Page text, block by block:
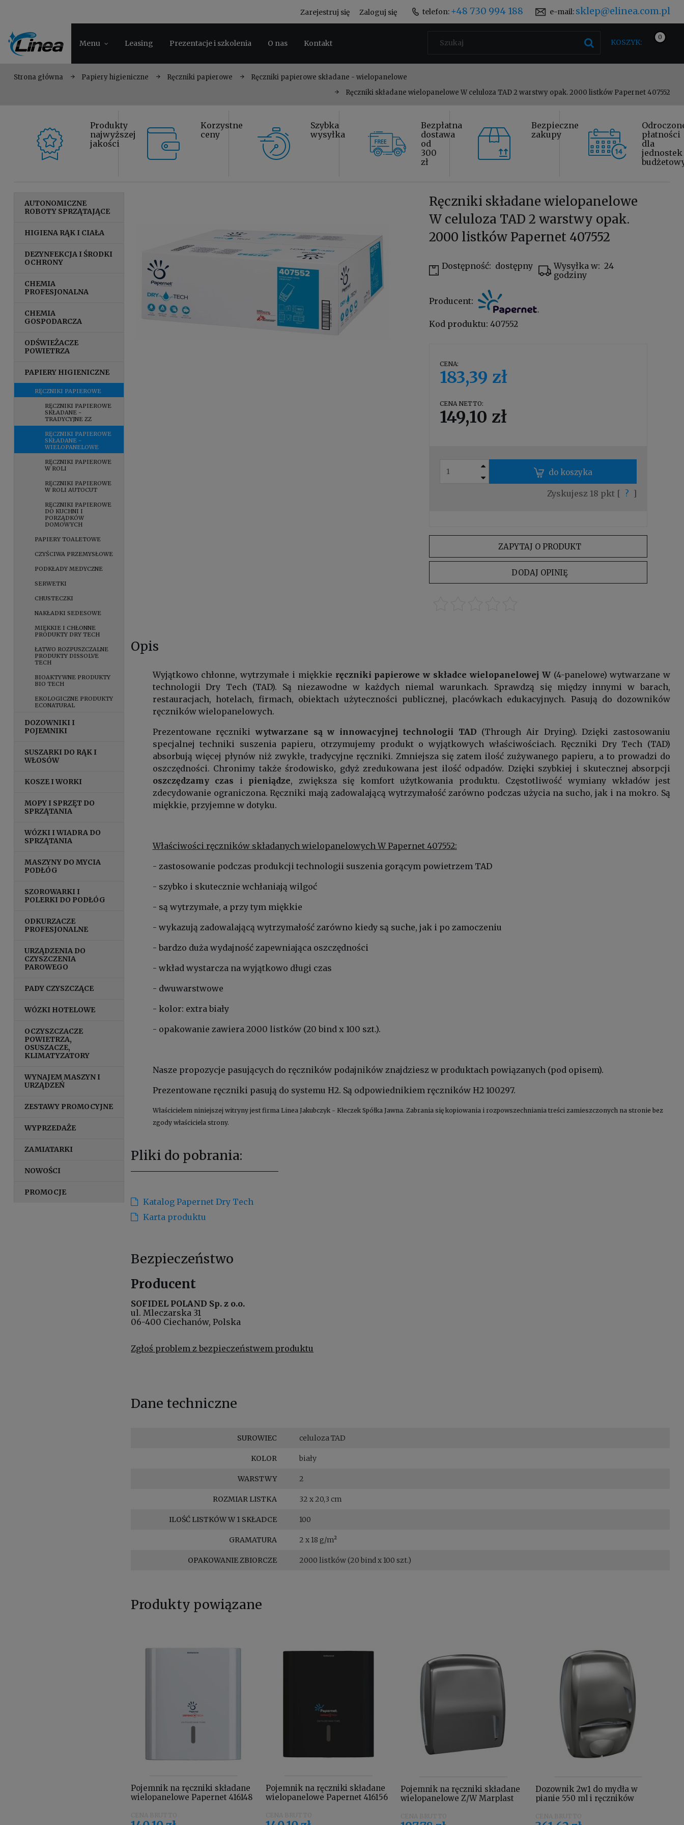
telefon: +48 730 994 188 e-mail: sklep@elinea.com.pl
Zarejestruj się Zaloguj się
Menu Leasing Prezentacje i szkolenia O nas Kontakt KOSZYK:
Strona główna Papiery higieniczne Ręczniki papierowe
Ręczniki papierowe składane - wielopanelowe
Ręczniki składane wielopanelowe W celuloza TAD 2 warstwy opak. 2000 listków Papernet 407552
Produkty
najwyższej
jakości
Korzystne
ceny
Szybka
wysyłka
Bezpłatna
dostawa
od
300
zł
Bezpieczne
zakupy
płatności
dla
jednostek
AUTONOMICZNE
ROBOTY SPRZĄTAJĄCE
HIGIENA RĄK I CIAŁA
DEZYNFEKCJA I ŚRODKI
OCHRONY
CHEMIA
PROFESJONALNA
CHEMIA
GOSPODARCZA
ODŚWIEŻACZE
POWIETRZA
PAPIERY HIGIENICZNE
RĘCZNIKI PAPIEROWE
RĘCZNIKI PAPIEROWE
SKŁADANE -
TRADYCYJNE ZZ
RĘCZNIKI PAPIEROWE
SKŁADANE -
WIELOPANELOWE
RĘCZNIKI PAPIEROWE
W ROLI
RĘCZNIKI PAPIEROWE
W ROLI AUTOCUT
RĘCZNIKI PAPIEROWE
DO KUCHNI I
PORZĄDKÓW
DOMOWYCH
PAPIERY TOALETOWE
CZYŚCIWA PRZEMYSŁOWE
PODKŁADY MEDYCZNE
SERWETKI
CHUSTECZKI
NAKŁADKI SEDESOWE
MIĘKKIE I CHŁONNE
PRODUKTY DRY TECH
ŁATWO ROZPUSZCZALNE
PRODUKTY DISSOLVE
TECH
BIOAKTYWNE PRODUKTY
BIO TECH
EKOLOGICZNE PRODUKTY
ECONATURAL
DOZOWNIKI I
POJEMNIKI
SUSZARKI DO RĄK I
WŁOSÓW
KOSZE I WORKI
MOPY I SPRZĘT DO
SPRZĄTANIA
WÓZKI I WIADRA DO
SPRZĄTANIA
MASZYNY DO MYCIA
PODŁÓG
SZOROWARKI I
POLERKI DO PODŁÓG
ODKURZACZE
PROFESJONALNE
URZĄDZENIA DO
CZYSZCZENIA
PAROWEGO
PADY CZYSZCZĄCE
WÓZKI HOTELOWE
OCZYSZCZACZE
POWIETRZA,
OSUSZACZE,
KLIMATYZATORY
WYNAJEM MASZYN I
URZĄDZEŃ
ZESTAWY PROMOCYJNE
WYPRZEDAŻE
ZAMIATARKI
NOWOŚCI
PROMOCJE
Ręczniki składane wielopanelowe
W celuloza TAD 2 warstwy opak.
2000 listków Papernet 407552
Dostępność: dostępny Wysyłka w: 24
godziny
Producent:
Kod produktu: 407552
CENA:
183,39 zł
CENA NETTO:
149,10 zł
do koszyka
Zyskujesz 18 pkt [ ? ]
ZAPYTAJ O PRODUKT
DODAJ OPINIĘ
Opis
Wyjątkowo chłonne, wytrzymałe i miękkie ręczniki papierowe w składce wielopanelowej W(4-panelowe) wytwarzane w
technologii Dry Tech (TAD). Są niezawodne w każdych niemal warunkach. Sprawdzą się między innymi w barach,
restauracjach, hotelach, firmach, obiektach użyteczności publicznej, placówkach edukacyjnych. Pasują do dozowników
ręczników wielopanelowych.
Prezentowane ręcznikiwytwarzane są w innowacyjnej technologii TAD (Through Air Drying). Dzięki zastosowaniu
specjalnej techniki suszenia papieru, otrzymujemy produkt o wyjątkowych właściwościach. Ręczniki Dry Tech (TAD)
absorbują więcej płynów niż zwykłe, tradycyjne ręczniki. Zmniejsza się zatem ilość zużywanego papieru, a to prowadzi do
oszczędności. Chronimy także środowisko, gdyż zredukowana jest ilość odpadów. Dzięki szybkiej i skutecznej absorpcji
oszczędzamy czas i pieniądze, zwiększa się komfort użytkowania produktu. Częstotliwość wymiany wkładów jest
zdecydowanie ograniczona. Ręczniki mają zadowalającą wytrzymałość zarówno podczas użycia na sucho, jak i na mokro. Są
miękkie, przyjemne w dotyku.
Właściwości ręczników składanych wielopanelowych W Papernet 407552:
- zastosowanie podczas produkcji technologii suszenia gorącym powietrzem TAD
- szybko i skutecznie wchłaniają wilgoć
- są wytrzymałe, a przy tym miękkie
- wykazują zadowalającą wytrzymałość zarówno kiedy są suche, jak i po zamoczeniu
- bardzo duża wydajność zapewniająca oszczędności
- wkład wystarcza na wyjątkowo długi czas
- dwuwarstwowe
- kolor: extra biały
- opakowanie zawiera 2000 listków (20 bind x 100 szt.).
Nasze propozycje pasujących do ręczników podajników znajdziesz w produktach powiązanych (pod opisem).
Prezentowane ręczniki pasują do systemu H2. Są odpowiednikiem ręczników H2 100297.
Właścicielem niniejszej witryny jest firma Linea Jakubczyk - Kłeczek Spółka Jawna. Zabrania się kopiowania i rozpowszechniania treści zamieszczonych na stronie bez
zgody właściciela strony.
Pliki do pobrania:
Katalog Papernet Dry Tech
Karta produktu
Bezpieczeństwo
Producent
SOFIDEL POLAND Sp. z o.o.
ul. Mleczarska 31
06-400 Ciechanów, Polska
Zgłoś problem z bezpieczeństwem produktu
Dane techniczne
SUROWIEC celuloza TAD
KOLOR biały
WARSTWY 2
ROZMIAR LISTKA 32 x 20,3 cm
ILOŚĆ LISTKÓW W 1 SKŁADCE 100
GRAMATURA 2 x 18 g/m²
OPAKOWANIE ZBIORCZE 2000 listków (20 bind x 100 szt.)
Produkty powiązane
Pojemnik na ręczniki składane
wielopanelowe Papernet 416148
Pojemnik na ręczniki składane
wielopanelowe Papernet 416156
Pojemnik na ręczniki składane
wielopanelowe Z/W Marplast
Dozownik 2w1 do mydła w
pianie 550 ml i ręczników